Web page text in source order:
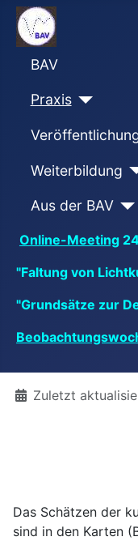
BAV
Praxis
Weiterbildung
Aus der BAV
Online-Meeting
"Faltung von
"Grundsätze zur
DetailsZuletzt
Das Schätzen der
sind in den Karten